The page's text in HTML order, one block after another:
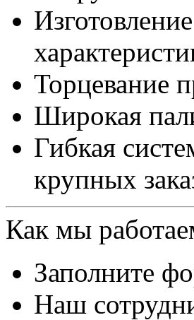
Торцевание
Широкая
Гибкая
крупных
Как мы
Заполните
Наш